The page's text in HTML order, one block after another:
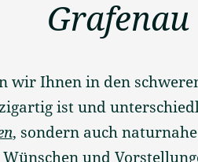
Grafenau
Ihnen in den
ist und
, sondern auch
und